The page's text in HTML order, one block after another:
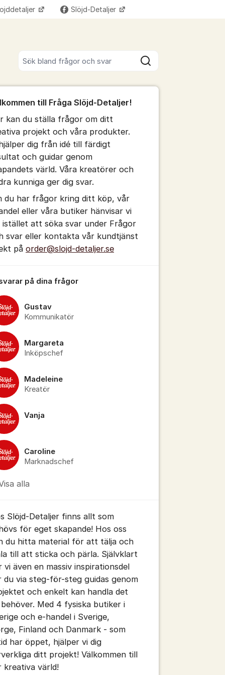
Sök
Slöjd-Detaljer Fler supportlänkar
kommentaren
för inlägg/kommentar
för inlägg/kommentar
för inlägg/kommentar
för inlägg/kommentar
till Fråga Slöjd-Detaljer!
kan du ställa frågor om ditt
projekt och våra produkter.
dig från idé till färdigt
och guidar genom
värld. Våra kreatörer och
kunniga ger dig svar.
du har frågor kring ditt köp, vår
eller våra butiker hänvisar vi
istället att söka svar under Frågor
svar eller kontakta vår kundtjänst
på order@slojd-detaljer.se
på dina frågor
Gustav
Kommunikatör
Margareta
Inköpschef
Madeleine
Kreatör
Vanja
Caroline
Marknadschef
alla
Slöjd-Detaljer finns allt som
för eget skapande! Hos oss
du hitta material för att tälja och
till att sticka och pärla. Självklart
vi även en massiv inspirationsdel
du via steg-för-steg guidas genom
och enkelt kan handla det
Med 4 fysiska butiker i
och e-handel i Sverige,
Finland och Danmark - som
har öppet, hjälper vi dig
ditt projekt! Välkommen till
kreativa värld!